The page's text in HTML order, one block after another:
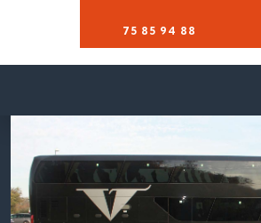
75 85 94 88​